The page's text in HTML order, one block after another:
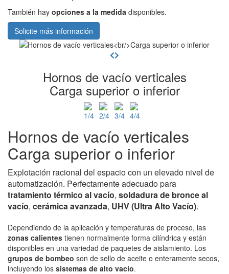
También hay opciones a la medida disponibles.
Solicite más información
Hornos de vacío verticales
Carga superior o inferior
Hornos de vacío verticales
Carga superior o inferior
Explotación racional del espacio con un elevado nivel de
automatización. Perfectamente adecuado para
tratamiento térmico al vacío, soldadura de bronce al
vacío, cerámica avanzada, UHV(Ultra Alto Vacío).
Dependiendo de la aplicación y temperaturas de proceso, las
zonas calientes tienen normalmente forma cilíndrica y están
disponibles en una variedad de paquetes de aislamiento. Los
grupos de bombeo son de sello de aceite o enteramente secos,
incluyendo los sistemas de alto vacío.